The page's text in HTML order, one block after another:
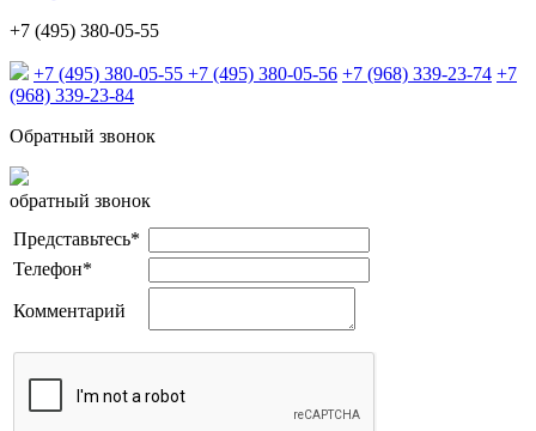
+7 (495) 380-05-55
+7 (495) 380-05-55 +7 (495) 380-05-56 +7 (968) 339-23-74 +7
(968) 339-23-84
Обратный звонок
обратный звонок
Представьтесь*
Телефон*
Комментарий